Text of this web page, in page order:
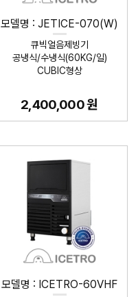
모델명 : JETICE-070(W)
큐빅얼음제빙기
공냉식/수냉식(60KG/일)
CUBIC형상
2,400,000 원
모델명 : ICETRO-60VHF